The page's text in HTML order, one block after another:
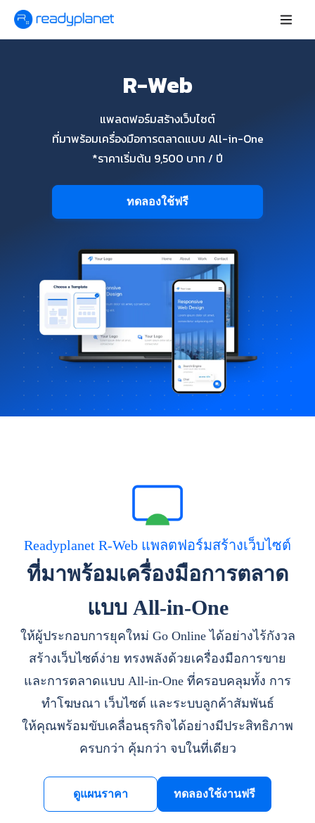
R-Web
แพลตฟอร์มสร้างเว็บไซต์
ที่มาพร้อมเครื่องมือการตลาดแบบ All-in-One
*ราคาเริ่มต้น 9,500 บาท / ปี
ทดลองใช้ฟรี
Readyplanet R-Web แพลตฟอร์มสร้างเว็บไซต์
ที่มาพร้อมเครื่องมือการตลาด
แบบ All-in-One
ให้ผู้ประกอบการยุคใหม่ Go Online ได้อย่างไร้กังวล
สร้างเว็บไซต์ง่าย ทรงพลังด้วยเครื่องมือการขาย
และการตลาดแบบ All-in-One ที่ครอบคลุมทั้ง การ
ทำโฆษณา เว็บไซต์ และระบบลูกค้าสัมพันธ์
ให้คุณพร้อมขับเคลื่อนธุรกิจได้อย่างมีประสิทธิภาพ
ครบกว่า คุ้มกว่า จบในที่เดียว
ดูแผนราคา ทดลองใช้งานฟรี